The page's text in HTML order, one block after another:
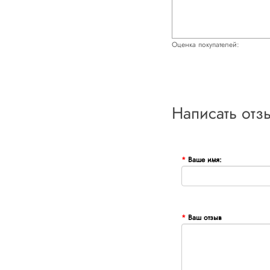
Оценка покупателей:
Написать
Ваше имя:
Ваш отзыв